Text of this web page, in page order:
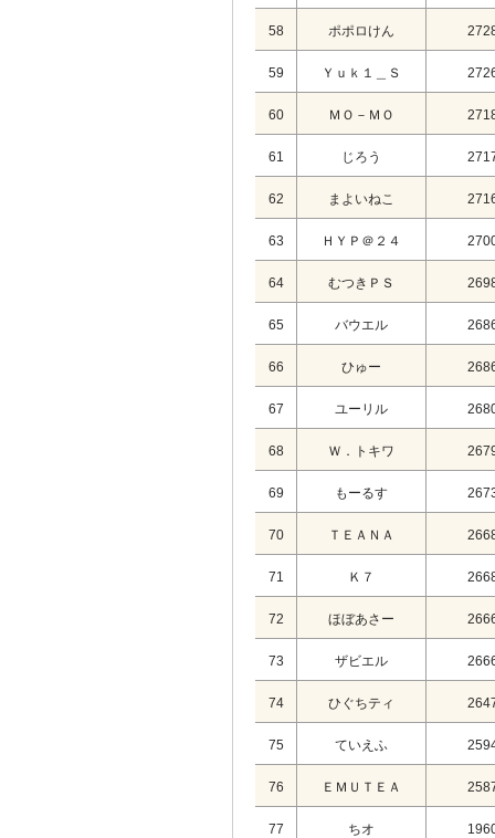
58 ポポロけん
59 Ｙｕｋ１＿Ｓ
60 ＭＯ－ＭＯ
61 じろう
62 まよいねこ
63 ＨＹＰ＠２４
64 むつきＰＳ
65 バウエル
66 ひゅー
67 ユーリル
68 Ｗ．トキワ
69 もーるす
70 ＴＥＡＮＡ
71 Ｋ７
72 ほぼあさー
73 ザビエル
74 ひぐちティ
75 ていえふ
76 ＥＭＵＴＥＡ
77 ちオ